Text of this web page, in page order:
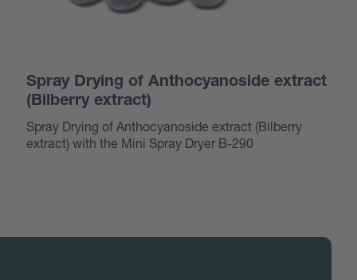
Spray Drying of Anthocyanoside extract
(Bilberry extract)
Spray Drying of Anthocyanoside extract (Bilberry
extract) with the Mini Spray Dryer B-290